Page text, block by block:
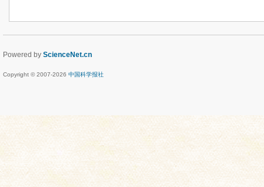
Powered by ScienceNet.cn
Copyright © 2007-2026 中国科学报社